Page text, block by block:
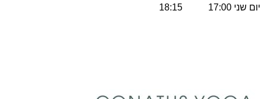
יום שני 17:00
18:15